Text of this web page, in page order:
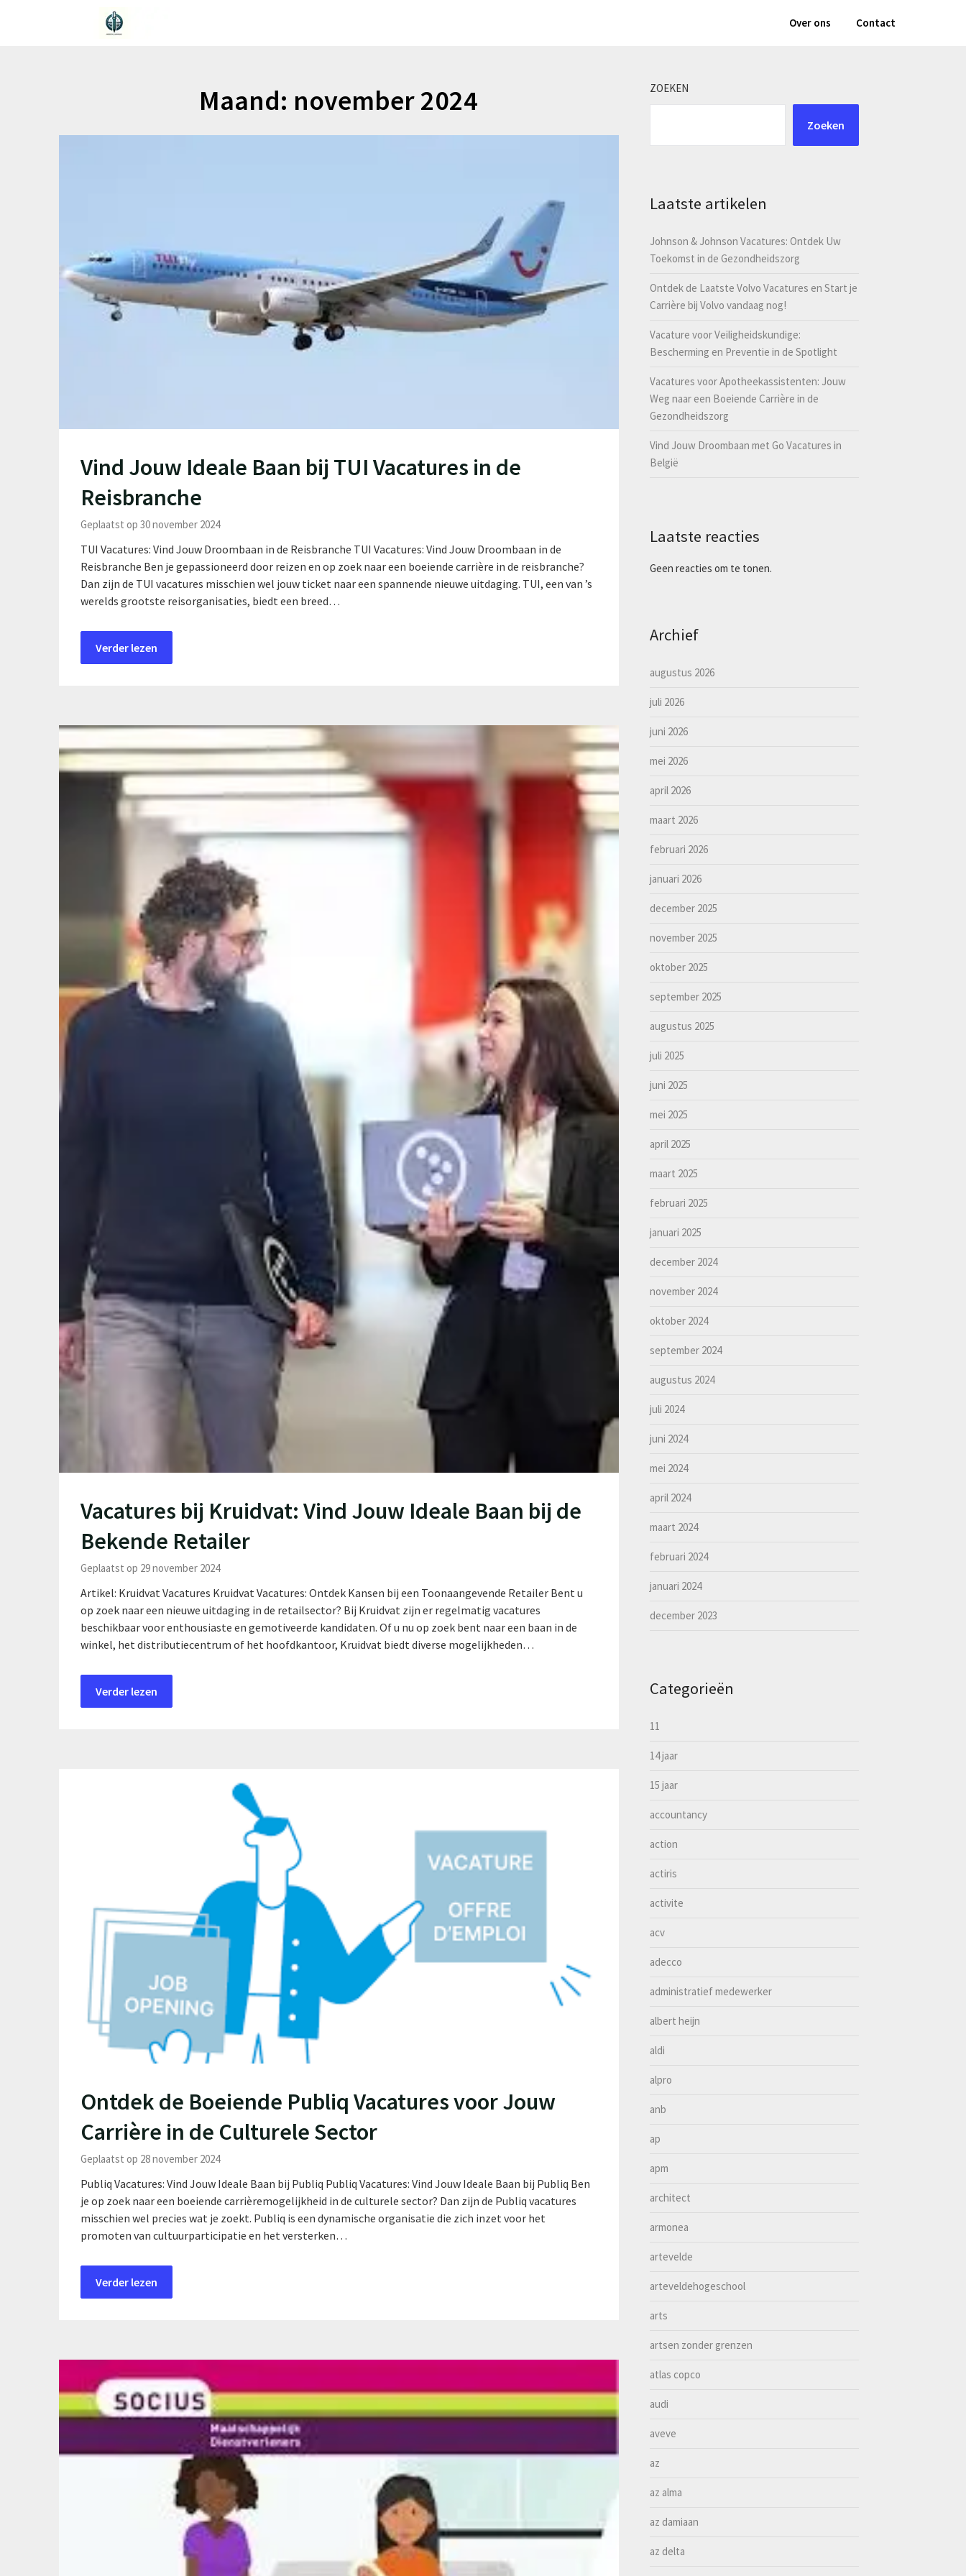
Over ons Contact
Maand: november 2024
Vind Jouw Ideale Baan bij TUI Vacatures in de
Reisbranche
Geplaatst op 30 november 2024
TUI Vacatures: Vind Jouw Droombaan in de Reisbranche TUI Vacatures: Vind Jouw Droombaan in de
Reisbranche Ben je gepassioneerd door reizen en op zoek naar een boeiende carrière in de reisbranche?
Dan zijn de TUI vacatures misschien wel jouw ticket naar een spannende nieuwe uitdaging. TUI, een van ’s
werelds grootste reisorganisaties, biedt een breed…
Verder lezen
Vacatures bij Kruidvat: Vind Jouw Ideale Baan bij de
Bekende Retailer
Geplaatst op 29 november 2024
Artikel: Kruidvat Vacatures Kruidvat Vacatures: Ontdek Kansen bij een Toonaangevende Retailer Bent u
op zoek naar een nieuwe uitdaging in de retailsector? Bij Kruidvat zijn er regelmatig vacatures
beschikbaar voor enthousiaste en gemotiveerde kandidaten. Of u nu op zoek bent naar een baan in de
winkel, het distributiecentrum of het hoofdkantoor, Kruidvat biedt diverse mogelijkheden…
Verder lezen
Ontdek de Boeiende Publiq Vacatures voor Jouw
Carrière in de Culturele Sector
Geplaatst op 28 november 2024
Publiq Vacatures: Vind Jouw Ideale Baan bij Publiq Publiq Vacatures: Vind Jouw Ideale Baan bij Publiq Ben
je op zoek naar een boeiende carrièremogelijkheid in de culturele sector? Dan zijn de Publiq vacatures
misschien wel precies wat je zoekt. Publiq is een dynamische organisatie die zich inzet voor het
promoten van cultuurparticipatie en het versterken…
Verder lezen
ZOEKEN
Zoeken
Laatste artikelen
Johnson & Johnson Vacatures: Ontdek Uw
Toekomst in de Gezondheidszorg
Ontdek de Laatste Volvo Vacatures en Start je
Carrière bij Volvo vandaag nog!
Vacature voor Veiligheidskundige:
Bescherming en Preventie in de Spotlight
Vacatures voor Apotheekassistenten: Jouw
Weg naar een Boeiende Carrière in de
Gezondheidszorg
Vind Jouw Droombaan met Go Vacatures in
België
Laatste reacties
Geen reacties om te tonen.
Archief
augustus 2026
juli 2026
juni 2026
mei 2026
april 2026
maart 2026
februari 2026
januari 2026
december 2025
november 2025
oktober 2025
september 2025
augustus 2025
juli 2025
juni 2025
mei 2025
april 2025
maart 2025
februari 2025
januari 2025
december 2024
november 2024
oktober 2024
september 2024
augustus 2024
juli 2024
juni 2024
mei 2024
april 2024
maart 2024
februari 2024
januari 2024
december 2023
Categorieën
11
14 jaar
15 jaar
accountancy
action
actiris
activite
acv
adecco
administratief medewerker
albert heijn
aldi
alpro
anb
ap
apm
architect
armonea
artevelde
arteveldehogeschool
arts
artsen zonder grenzen
atlas copco
audi
aveve
az
az alma
az damiaan
az delta